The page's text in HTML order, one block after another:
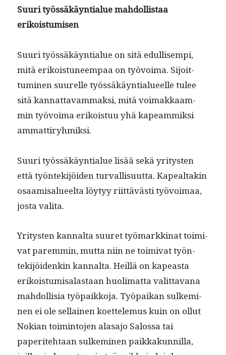
Suuri työssäkäyn­tialuemah­dol­lis­taa
erikoistumisen
Suuri työssäkäyn­tialue on sitä edullisem­pi,
mitä erikois­tuneem­paa on työvoima. Sijoit­
tumi­nen suurelle työssäkäyn­tialueelle tulee
sitä kan­nat­tavam­mak­si, mitä voimakkaam­
min työvoima erikois­tuu yhä kapeam­mik­si
ammattiryhmiksi.
Suuri työssäkäyn­tialue lisää sekä yri­tys­ten
että työn­tek­i­jöi­den tur­val­lisu­ut­ta. Kapeal­takin
osaamisalueelta löy­tyy riit­tävästi työvoimaa,
jos­ta valita.
Yri­tys­ten kannal­ta suuret työ­markki­nat toimi­
vat parem­min, mut­ta niin ne toimi­vat työn­
tek­i­jöi­denkin kannal­ta. Heil­lä on kapeas­ta
erikois­tu­misalas­taan huoli­mat­ta valit­ta­vana
mah­dol­lisia työ­paikko­ja. Työ­paikan sulkem­i­
nen ei ole sel­l­ainen koet­tele­mus kuin on ollut
Nokian toim­into­jen alasajo Salos­sa tai
paperite­htaan sulkem­i­nen paikkakun­nil­la,